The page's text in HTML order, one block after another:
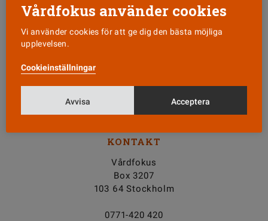
Läs senaste numret
KONTAKT
Vårdfokus
Box 3207
103 64 Stockholm
0771-420 420
Vårdfokus använder cookies
Vi använder cookies för att ge dig den bästa möjliga
upplevelsen.
Cookieinställningar
Avvisa Acceptera